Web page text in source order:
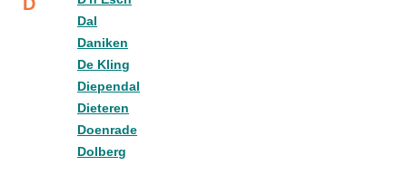
Dal
Daniken
De Kling
Diependal
Dieteren
Doenrade
Dolberg